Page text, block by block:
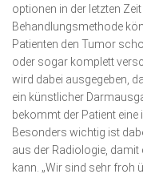
optionen in der letzten
Behandlungsmethode
Patienten den Tumor
oder sogar komplett
wird dabei ausgegeben,
ein künstlicher
bekommt der Patient
Besonders wichtig ist
aus der Radiologie,
kann. „Wir sind sehr froh